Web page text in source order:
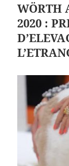
WÖRTH
2020 :